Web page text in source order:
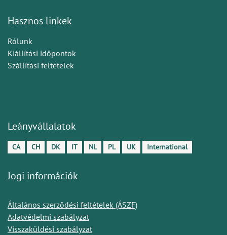
Hasznos linkek
Rólunk
Kiállítási időpontok
Szállítási feltételek
Leányvállalatok
CA CH DK IT NL PL UK International
Jogi információk
Általános szerződési feltételek (ÁSZF)
Adatvédelmi szabályzat
Visszaküldési szabályzat